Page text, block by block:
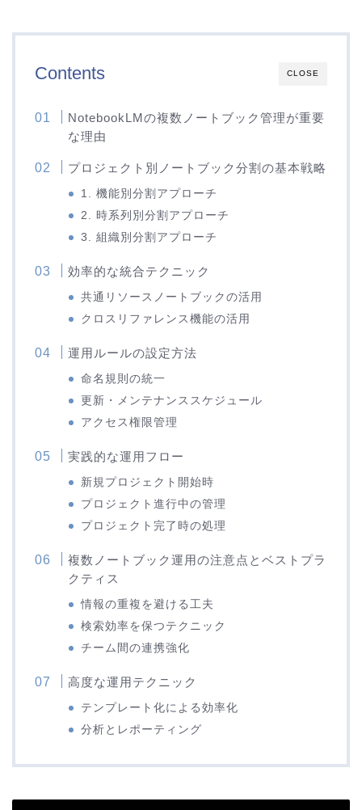
CLOSE
Contents
NotebookLMの複数ノートブック管理が重要
な理由
プロジェクト別ノートブック分割の基本戦略
1. 機能別分割アプローチ
2. 時系列別分割アプローチ
3. 組織別分割アプローチ
効率的な統合テクニック
共通リソースノートブックの活用
クロスリファレンス機能の活用
運用ルールの設定方法
命名規則の統一
更新・メンテナンススケジュール
アクセス権限管理
実践的な運用フロー
新規プロジェクト開始時
プロジェクト進行中の管理
プロジェクト完了時の処理
複数ノートブック運用の注意点とベストプラ
クティス
情報の重複を避ける工夫
検索効率を保つテクニック
チーム間の連携強化
高度な運用テクニック
テンプレート化による効率化
分析とレポーティング